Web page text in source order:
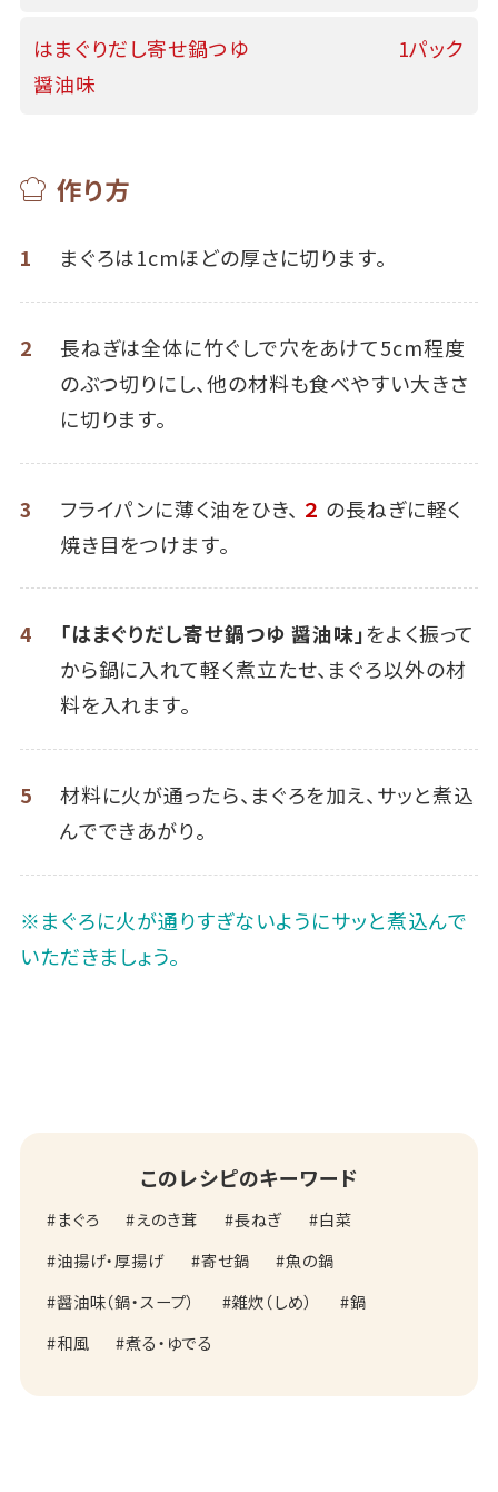
はまぐりだし寄せ鍋つゆ
醤油味
1パック
作り方
1 まぐろは1cmほどの厚さに切ります。
2
長ねぎは全体に竹ぐしで穴をあけて5cm程度
のぶつ切りにし、他の材料も食べやすい大きさ
に切ります。
3 フライパンに薄く油をひき、 ２ の長ねぎに軽く
焼き目をつけます。
4 「はまぐりだし寄せ鍋つゆ 醤油味」をよく振って
から鍋に入れて軽く煮立たせ、まぐろ以外の材
料を入れます。
5
材料に火が通ったら、まぐろを加え、サッと煮込
んでできあがり。
※まぐろに火が通りすぎないようにサッと煮込んで
いただきましょう。
このレシピのキーワード
まぐろ えのき茸 長ねぎ
白菜
油揚げ・厚揚げ
寄せ鍋
魚の鍋
醤油味（鍋・スープ）
雑炊（しめ）
鍋
和風
煮る・ゆでる